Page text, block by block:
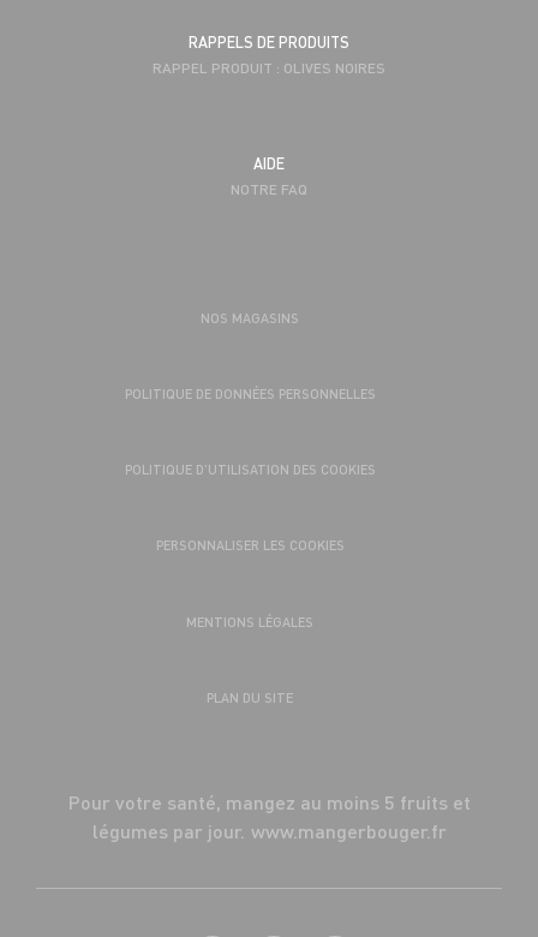
RAPPELS DE PRODUITS
RAPPEL PRODUIT : OLIVES NOIRES
AIDE
NOTRE FAQ
NOS MAGASINS
POLITIQUE DE DONNÉES PERSONNELLES
POLITIQUE D’UTILISATION DES COOKIES
PERSONNALISER LES COOKIES
MENTIONS LÉGALES
PLAN DU SITE
Pour votre santé, mangez au moins 5 fruits et
légumes par jour. www.mangerbouger.fr